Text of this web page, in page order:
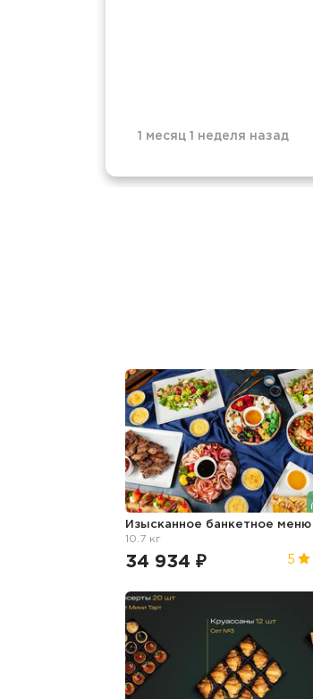
1 месяц 1 неделя назад
Изысканное банкетное меню
10.7 кг
34 934 ₽ 5